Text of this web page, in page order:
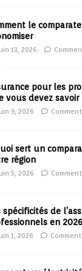
le
13, 2026
pour les
vous devez savoir
9, 2026
sert un
région
5, 2026
spécificités de
en 2026
1, 2026